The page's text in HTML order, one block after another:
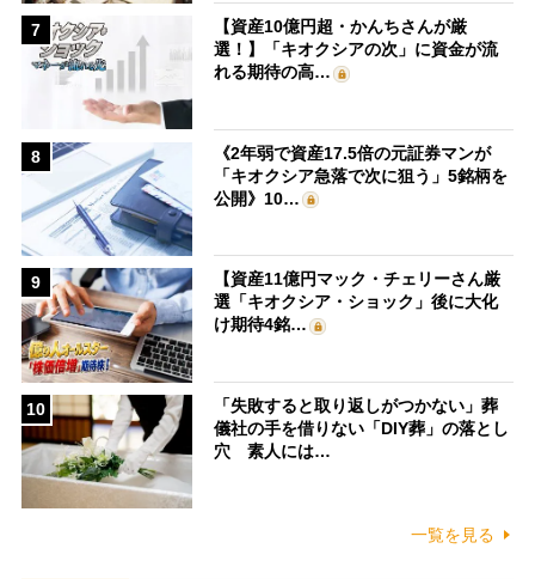
7
【資産10億円超・かんちさんが厳
選！】「キオクシアの次」に資金が流
れる期待の高…
8
《2年弱で資産17.5倍の元証券マンが
「キオクシア急落で次に狙う」5銘柄を
公開》10…
9
【資産11億円マック・チェリーさん厳
選「キオクシア・ショック」後に大化
け期待4銘…
10
「失敗すると取り返しがつかない」葬
儀社の手を借りない「DIY葬」の落とし
穴 素人には…
一覧を見る